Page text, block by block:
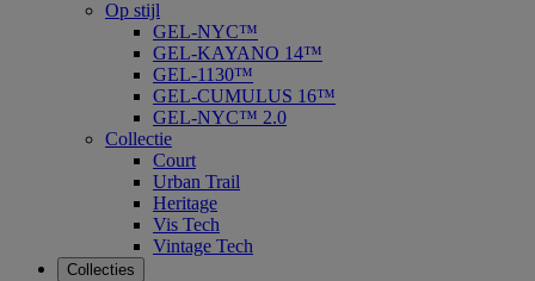
Op stijl
GEL-NYC™
GEL-KAYANO 14™
GEL-1130™
GEL-CUMULUS 16™
GEL-NYC™ 2.0
Collectie
Court
Urban Trail
Heritage
Vis Tech
Vintage Tech
Collecties